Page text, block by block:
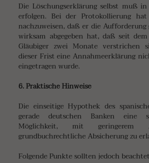
Die Löschungserklärung selbst muß
erfolgen. Bei der Protokollierung
nachzuweisen, daß er die
wirksam abgegeben hat, daß seit
Gläubiger zwei Monate
dieser Frist eine Annahmeerklärung
eingetragen wurde.
6. Praktische Hinweise
Die einseitige Hypothek des
gerade deutschen Banken eine
Möglichkeit, mit geringerem
grundbuchrechtliche Absicherung zu
Folgende Punkte sollten jedoch